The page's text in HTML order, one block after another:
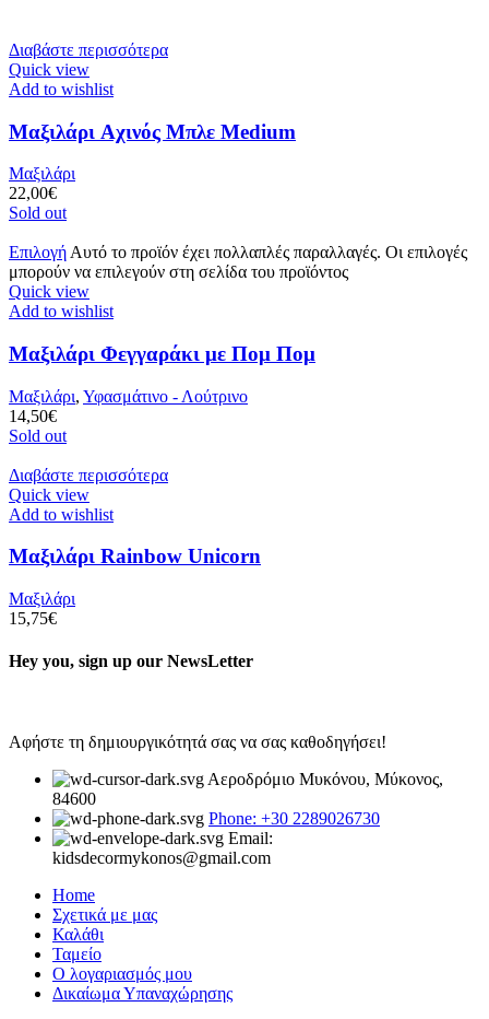
Διαβάστε περισσότερα
Quick view
Add to wishlist
Μαξιλάρι Aχινός Μπλε Medium
Μαξιλάρι
22,00€
Sold out
Επιλογή Αυτό το προϊόν έχει πολλαπλές παραλλαγές. Οι επιλογές
μπορούν να επιλεγούν στη σελίδα του προϊόντος
Quick view
Add to wishlist
Μαξιλάρι Φεγγαράκι με Πομ Πομ
Μαξιλάρι, Υφασμάτινο - Λούτρινο
14,50€
Sold out
Διαβάστε περισσότερα
Quick view
Add to wishlist
Μαξιλάρι Rainbow Unicorn
Μαξιλάρι
15,75€
Hey you, sign up our NewsLetter
Αφήστε τη δημιουργικότητά σας να σας καθοδηγήσει!
Αεροδρόμιο Μυκόνου, Μύκονος,
84600
Phone: +30 2289026730
Email:
kidsdecormykonos@gmail.com
Home
Σχετικά με μας
Καλάθι
Ταμείο
Ο λογαριασμός μου
Δικαίωμα Υπαναχώρησης